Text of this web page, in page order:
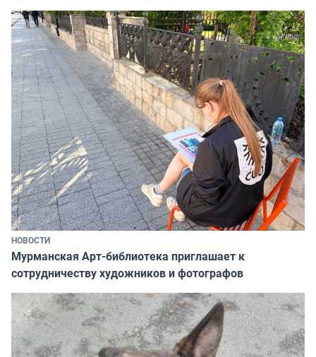
НОВОСТИ
Мурманская Арт-библиотека приглашает к
сотрудничеству художников и фотографов